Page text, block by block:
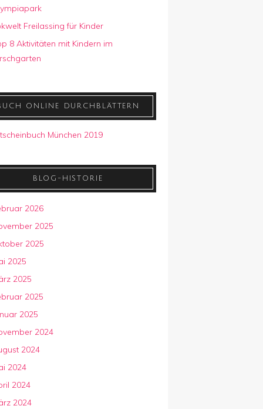
Freilassing für Kinder
8 Aktivitäten mit Kindern im
ONLINE DURCHBLÄTTERN
BLOG-HISTORIE
2026
2025
2025
2025
2025
2025
2025
2024
2024
2024
2024
2024